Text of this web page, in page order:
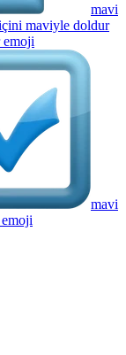
mavi
maviyle doldur
emoji
mavi
emoji